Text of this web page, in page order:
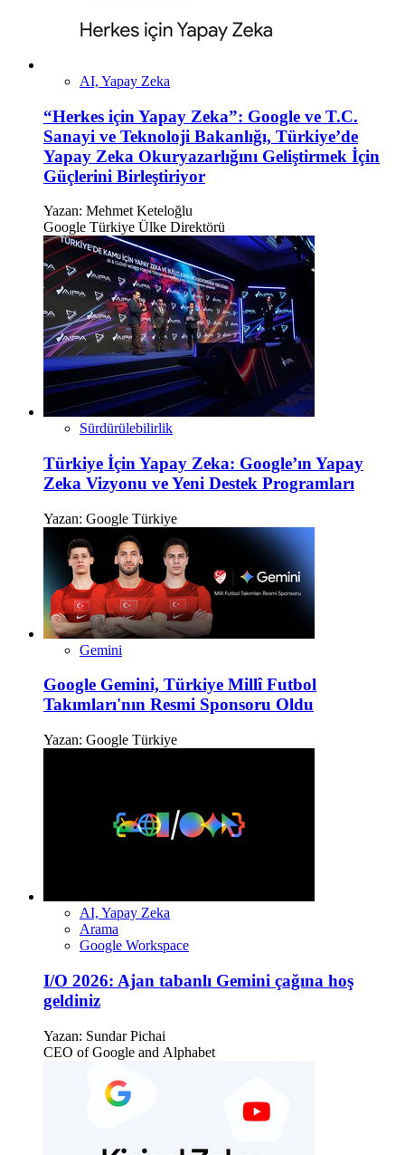
AI, Yapay Zeka
“Herkes için Yapay Zeka”: Google ve T.C.
Sanayi ve Teknoloji Bakanlığı, Türkiye’de
Yapay Zeka Okuryazarlığını Geliştirmek İçin
Güçlerini Birleştiriyor
Yazan: Mehmet Keteloğlu
Google Türkiye Ülke Direktörü
Sürdürülebilirlik
Türkiye İçin Yapay Zeka: Google’ın Yapay
Zeka Vizyonu ve Yeni Destek Programları
Yazan: Google Türkiye
Gemini
Google Gemini, Türkiye Millî Futbol
Takımları'nın Resmi Sponsoru Oldu
Yazan: Google Türkiye
AI, Yapay Zeka
Arama
Google Workspace
I/O 2026: Ajan tabanlı Gemini çağına hoş
geldiniz
Yazan: Sundar Pichai
CEO of Google and Alphabet